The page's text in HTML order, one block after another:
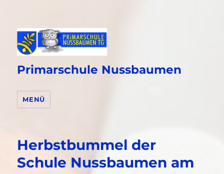
Primarschule Nussbaumen
MENÜ
Herbstbummel der
Schule Nussbaumen am